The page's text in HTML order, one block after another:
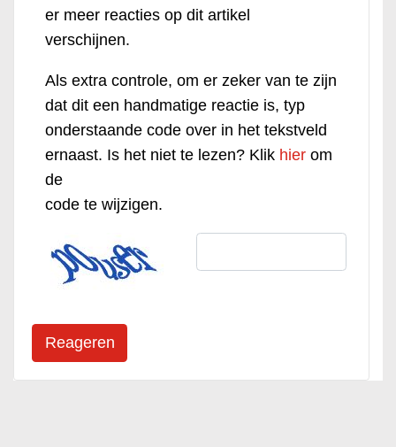
er meer reacties op dit artikel
verschijnen.
Als extra controle, om er zeker van te zijn
dat dit een handmatige reactie is, typ
onderstaande code over in het tekstveld
ernaast. Is het niet te lezen? Klik hier om
de
code te wijzigen.